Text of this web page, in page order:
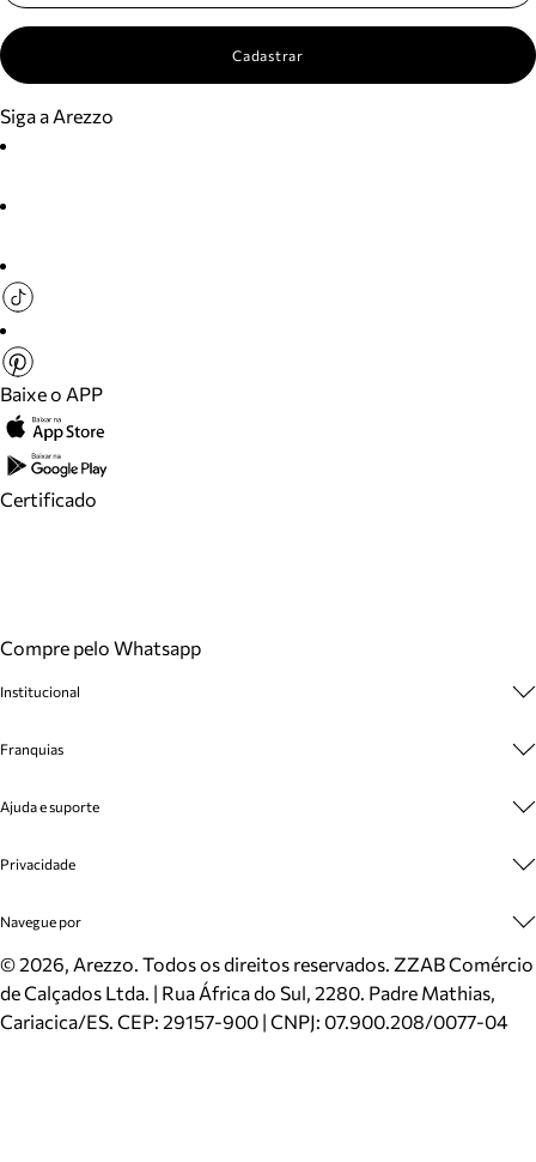
Cadastrar
Siga a Arezzo
Baixe o APP
Certificado
Compre pelo Whatsapp
Institucional
Cashback
Venda Corporativa
Mapa do Site
Inverno
Mundo Arezzo
Franquias
Plano de Negócio
Ajuda e suporte
Cadastro
Meus Pedidos
Trocas e Devoluções
Cartão Presente
Localizador de lojas
Privacidade
Politica e Privacidade
Navegue por
Sapatos
Bolsas
Scarpins
©2026, Arezzo. Todos os direitos reservados. ZZAB Comércio
de Calçados Ltda. | Rua África do Sul, 2280. Padre Mathias,
Cariacica/ES. CEP: 29157-900 | CNPJ: 07.900.208/0077-04